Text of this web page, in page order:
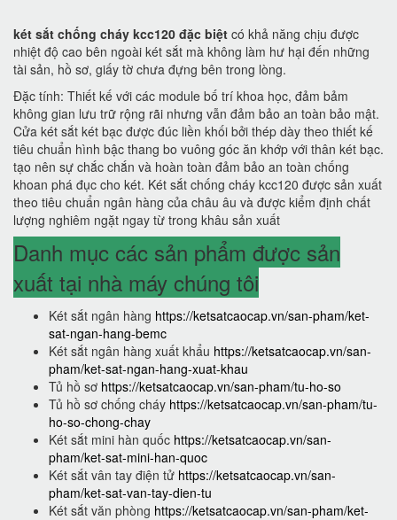
két sắt chống cháy kcc120 đặc biệt có khả năng chịu được
nhiệt độ cao bên ngoài két sắt mà không làm hư hại đến những
tài sản, hồ sơ, giấy tờ chưa đựng bên trong lòng.
Đặc tính: Thiết kế với các module bố trí khoa học, đảm bảm
không gian lưu trữ rộng rãi nhưng vẫn đảm bảo an toàn bảo mật.
Cửa két sắt két bạc được đúc liền khối bởi thép dày theo thiết kế
tiêu chuẩn hình bậc thang bo vuông góc ăn khớp với thân két bạc.
tạo nên sự chắc chắn và hoàn toàn đảm bảo an toàn chống
khoan phá đục cho két. Két sắt chống cháy kcc120 được sản xuất
theo tiêu chuẩn ngân hàng của châu âu và được kiểm định chất
lượng nghiêm ngặt ngay từ trong khâu sản xuất
Danh mục các sản phẩm được sản
xuất tại nhà máy chúng tôi
Két sắt ngân hàng https://ketsatcaocap.vn/san-pham/ket-
sat-ngan-hang-bemc
Két sắt ngân hàng xuất khẩu https://ketsatcaocap.vn/san-
pham/ket-sat-ngan-hang-xuat-khau
Tủ hồ sơ https://ketsatcaocap.vn/san-pham/tu-ho-so
Tủ hồ sơ chống cháy https://ketsatcaocap.vn/san-pham/tu-
ho-so-chong-chay
Két sắt mini hàn quốc https://ketsatcaocap.vn/san-
pham/ket-sat-mini-han-quoc
Két sắt vân tay điện tử https://ketsatcaocap.vn/san-
pham/ket-sat-van-tay-dien-tu
Két sắt văn phòng https://ketsatcaocap.vn/san-pham/ket-